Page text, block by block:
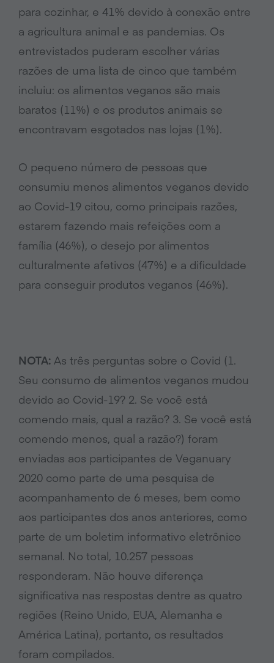
para cozinhar, e 41% devido à conexão entre
a agricultura animal e as pandemias. Os
entrevistados puderam escolher várias
razões de uma lista de cinco que também
incluiu: os alimentos veganos são mais
baratos (11%) e os produtos animais se
encontravam esgotados nas lojas (1%).
O pequeno número de pessoas que
consumiu menos alimentos veganos devido
ao Covid-19 citou, como principais razões,
estarem fazendo mais refeições com a
família (46%), o desejo por alimentos
culturalmente afetivos (47%) e a dificuldade
para conseguir produtos veganos (46%).
NOTA: As três perguntas sobre o Covid (1.
Seu consumo de alimentos veganos mudou
devido ao Covid-19? 2. Se você está
comendo mais, qual a razão? 3. Se você está
comendo menos, qual a razão?) foram
enviadas aos participantes de Veganuary
2020 como parte de uma pesquisa de
acompanhamento de 6 meses, bem como
aos participantes dos anos anteriores, como
parte de um boletim informativo eletrônico
semanal. No total, 10.257 pessoas
responderam. Não houve diferença
significativa nas respostas dentre as quatro
regiões (Reino Unido, EUA, Alemanha e
América Latina), portanto, os resultados
foram compilados.